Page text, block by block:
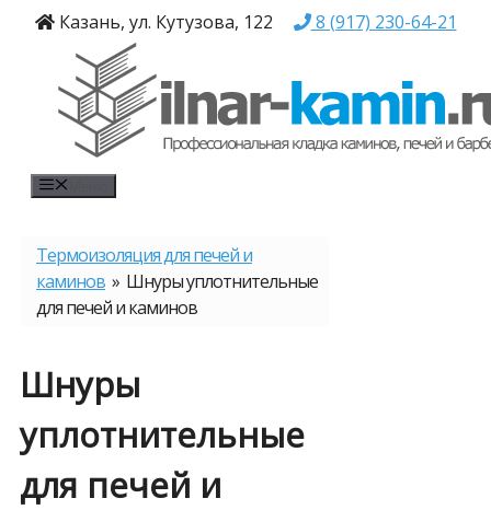
Перейти
содержимому
Казань, ул. Кутузова, 122 8 (917) 230-64-21
Термоизоляция для печей и
каминов » Шнуры уплотнительные
для печей и каминов
Шнуры
уплотнительные
для печей и